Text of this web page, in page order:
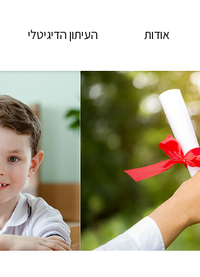
אודות העיתון הדיגיטלי